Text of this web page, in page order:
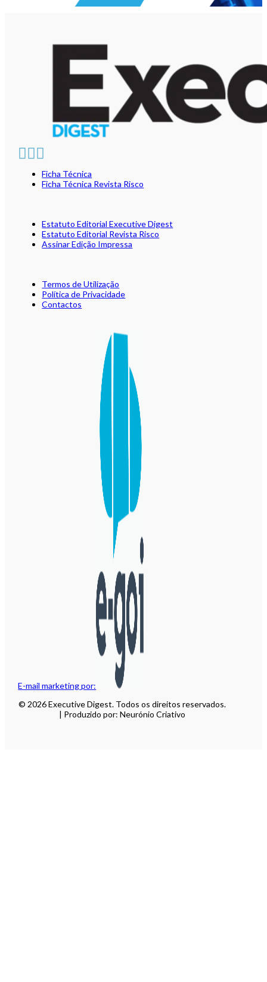
E-mail marketing por:
Ficha Técnica
Ficha Técnica Revista Risco
Estatuto Editorial Executive Digest
Estatuto Editorial Revista Risco
Assinar Edição Impressa
Termos de Utilização
Política de Privacidade
Contactos
© 2026 Executive Digest. Todos os direitos reservados.
| Produzido por: Neurónio Criativo